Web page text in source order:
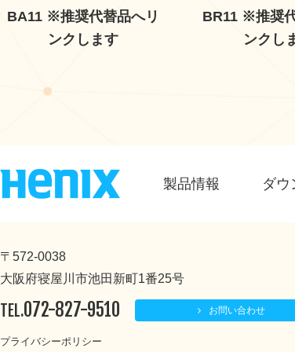
BA11 ※推奨代替品へリ
ンクします
BR11 ※推奨
ンクし
製品情報 ダウ
〒572-0038
大阪府寝屋川市池田新町1番25号
TEL.072-827-9510 お問い合わせ
プライバシーポリシー